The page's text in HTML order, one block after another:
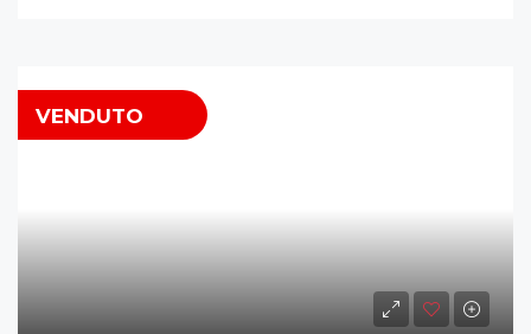
VENDUTO